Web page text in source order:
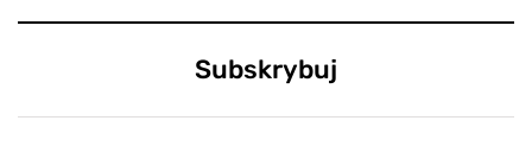
Subskrybuj